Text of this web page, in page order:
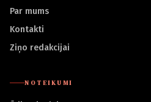
Par mums
Kontakti
Ziņo redakcijai
NOTEIKUMI